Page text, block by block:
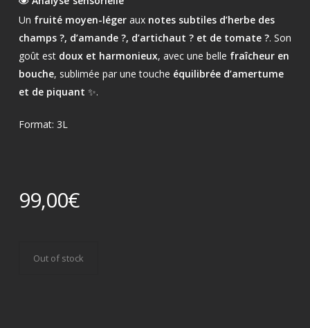
Un fruité moyen-légeraux notes subtiles d’herbe des
champs ?, d’amande ?, d’artichaut ? et de tomate ?. Son
goût est doux et harmonieux, avec une belle fraîcheur en
bouche, sublimée par une touche équilibrée d’amertume
et de piquant ✨.
Format: 3L
99,00€
Out of stock